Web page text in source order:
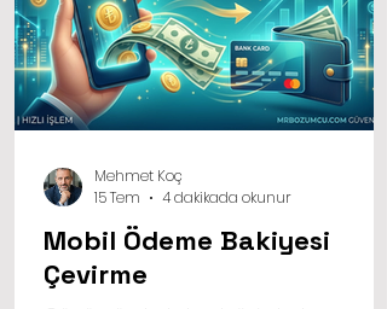
Mobil Ödeme Bakiyesi
Çevirme
Mehmet Koç
15 Tem
4 dakikada okunur